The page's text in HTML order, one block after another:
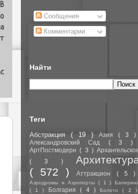
Сообщения
Комментарии
Найти
Теги
Абстракция ( 19 ) Азия ( 3 )
Александровский Сад ( 3 )
АртПостмодерн( 3 )
( 3 )
( 572 )Аттракцион ( 5 )
Аэродромы и Аэропорты ( 1 )
( 1 )
Болгария ( 4 ) Болото( 2 )